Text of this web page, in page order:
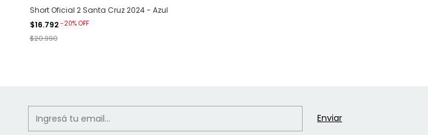
Short Oficial 2 Santa Cruz 2024 - Azul
$16.792 -20% OFF
$20.990